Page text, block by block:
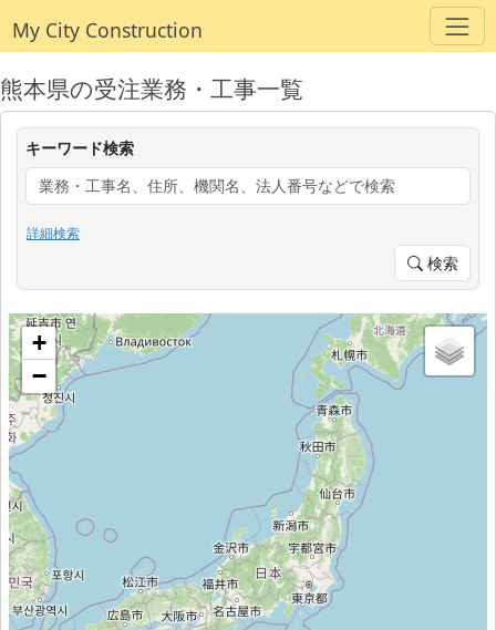
My City Construction
熊本県の受注業務・工事一覧
キーワード検索
詳細検索
検索
+
−